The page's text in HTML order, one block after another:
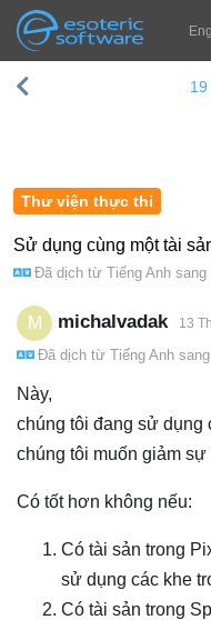
Esoteric
Navigation
TRANG CHỦ
Thư viện thực thi
Sử dụng cùng một tài
Đã dịch từ Tiếng Anh sang
19
M michalvadak 13
Đã dịch từ Tiếng Anh sang
Này,
chúng tôi đang sử dụng
chúng tôi muốn giảm sự
Có tốt hơn không nếu:
Có tài sản trong
sử dụng các khe
Có tài sản trong